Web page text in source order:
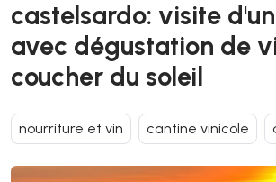
castelsardo: visite
avec dégustation de
coucher du soleil
nourriture et vin cantine vinicole